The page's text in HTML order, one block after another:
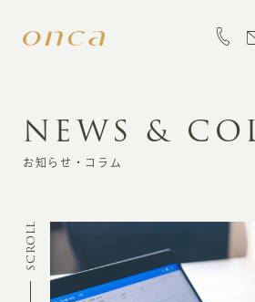
INFORMATION
CREATION
NEWS &
お知らせ・コラム
SCROLL